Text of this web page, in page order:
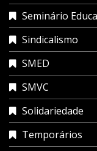
Seminário
Sindicalismo
SMED
SMVC
Solidariedade
Temporários